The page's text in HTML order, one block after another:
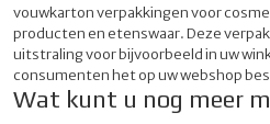
vouwkarton verpakkingen voor
producten en etenswaar. Deze
uitstraling voor bijvoorbeeld in uw
consumenten het op uw webshop
Wat kunt u nog meer